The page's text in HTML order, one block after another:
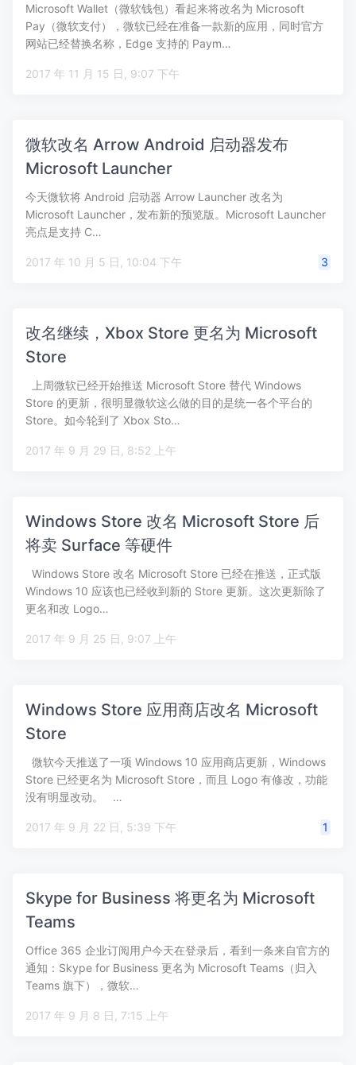
Microsoft Wallet（微软钱包）看起来将改名为 Microsoft
Pay（微软支付），微软已经在准备一款新的应用，同时官方
网站已经替换名称，Edge 支持的 Paym…
2017 年 11 月 15 日, 9:07 下午
微软改名 Arrow Android 启动器发布
Microsoft Launcher
今天微软将 Android 启动器 Arrow Launcher 改名为
Microsoft Launcher，发布新的预览版。Microsoft Launcher
亮点是支持 C…
2017 年 10 月 5 日, 10:04 下午 3
改名继续，Xbox Store 更名为 Microsoft
Store
上周微软已经开始推送 Microsoft Store 替代 Windows
Store 的更新，很明显微软这么做的目的是统一各个平台的
Store。如今轮到了 Xbox Sto…
2017 年 9 月 29 日, 8:52 上午
Windows Store 改名 Microsoft Store 后
将卖 Surface 等硬件
Windows Store 改名 Microsoft Store 已经在推送，正式版
Windows 10 应该也已经收到新的 Store 更新。这次更新除了
更名和改 Logo…
2017 年 9 月 25 日, 9:07 上午
Windows Store 应用商店改名 Microsoft
Store
微软今天推送了一项 Windows 10 应用商店更新，Windows
Store 已经更名为 Microsoft Store，而且 Logo 有修改，功能
没有明显改动。 …
2017 年 9 月 22 日, 5:39 下午 1
Skype for Business 将更名为 Microsoft
Teams
Office 365 企业订阅用户今天在登录后，看到一条来自官方的
通知：Skype for Business 更名为 Microsoft Teams（归入
Teams 旗下），微软…
2017 年 9 月 8 日, 7:15 上午